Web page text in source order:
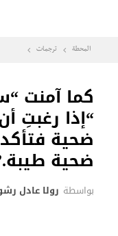
المحطة ترجمات
كما آمنت
“إذا رغبتِ
ضحية
ضحية
بواسطة رولا عادل